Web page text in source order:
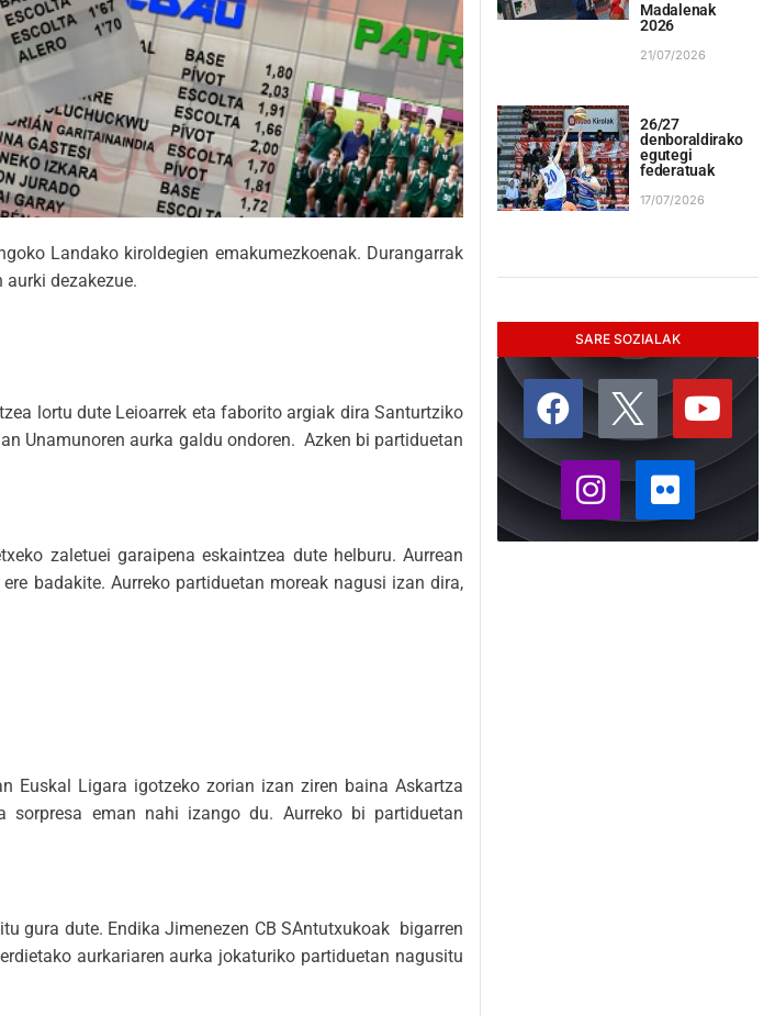
Landako kiroldegien emakumezkoenak. Durangarrak
dezakezue.
lortu dute Leioarrek eta faborito argiak dira Santurtziko
Unamunoren aurka galdu ondoren. Azken bi partiduetan
zaletuei garaipena eskaintzea dute helburu. Aurrean
badakite. Aurreko partiduetan moreak nagusi izan dira,
Euskal Ligara igotzeko zorian izan ziren baina Askartza
eman nahi izango du. Aurreko bi partiduetan
gura dute. Endika Jimenezen CB SAntutxukoak bigarren
aurkariaren aurka jokaturiko partiduetan nagusitu
Madalenak
2026
21/07/2026
26/27
denboraldirako
egutegi
federatuak
17/07/2026
SARE SOZIALAK